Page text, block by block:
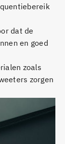
dat de
en goed
zoals
zorgen